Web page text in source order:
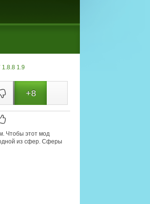
1.8.8 1.9
+8
Чтобы этот мод
одной из сфер. Сферы